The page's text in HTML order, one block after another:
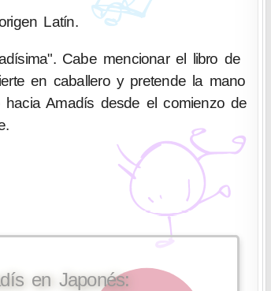
Latín.
Cabe mencionar el libro de
en caballero y pretende la mano
Amadís desde el comienzo de
en Japonés: